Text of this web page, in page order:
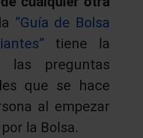
”Guía de Bolsa
tiene la
las preguntas
que se hace
al empezar
la Bolsa.